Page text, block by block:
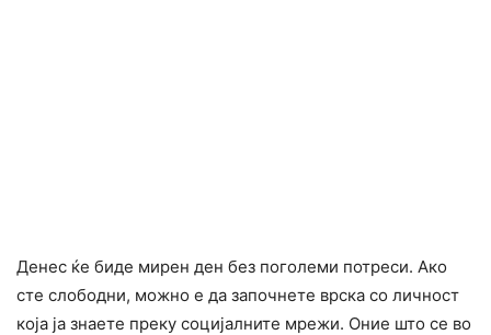
Денес ќе биде мирен ден без поголеми потреси. Ако
сте слободни, можно е да започнете врска со личност
која ја знаете преку социјалните мрежи. Оние што се во